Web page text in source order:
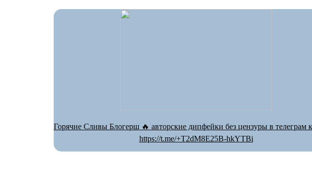
Горячие Сливы Блогерш 🔥 авторские дипфейки без цензуры в телеграм
https://t.me/+T2dM8E25B-hkYTBi